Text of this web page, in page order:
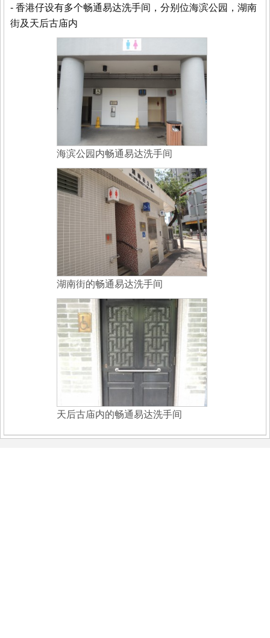
- 香港仔设有多个畅通易达洗手间，分别位海滨公园，湖南
街及天后古庙内
海滨公园内畅通易达洗手间
湖南街的畅通易达洗手间
天后古庙内的畅通易达洗手间